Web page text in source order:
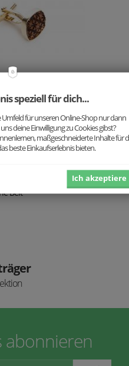
abonnieren
speziell für dich...
Umfeld für unseren Online-Shop nur dann
deine Einwilligung zu Cookies gibst?
maßgeschneiderte Inhalte für
beste Einkaufserlebnis bieten.
Ich akzeptiere